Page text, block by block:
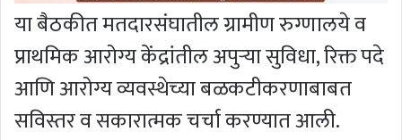
या बैठकीत मतदारसंघातील ग्रामीण रुग्णालये व
प्राथमिक आरोग्य केंद्रांतील अपुऱ्या सुविधा, रिक्त पदे
आणि आरोग्य व्यवस्थेच्या बळकटीकरणाबाबत
सविस्तर व सकारात्मक चर्चा करण्यात आली.